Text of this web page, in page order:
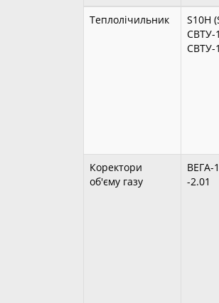
Теплолічильник
S10H
СВТУ-
СВТУ-
Коректори
об'єму газу
ВЕГА-
-2.01